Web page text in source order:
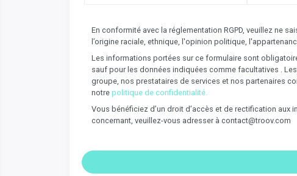
En conformité avec la réglementation RGPD, veuillez ne
l’origine raciale, ethnique, l'opinion politique,
Les informations portées sur ce formulaire sont
sauf pour les données indiquées comme facultatives .
groupe, nos prestataires de services et nos partenaires
notre politique de confidentialité.
Vous bénéficiez d’un droit d’accès et de rectification
concernant, veuillez-vous adresser à contact@troov.com